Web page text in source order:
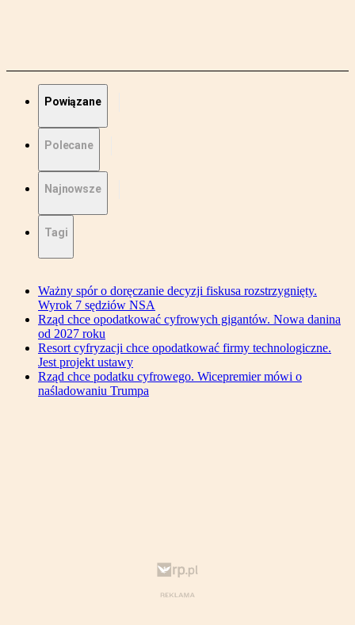
Powiązane
Polecane
Najnowsze
Tagi
Ważny spór o doręczanie decyzji fiskusa rozstrzygnięty.
Wyrok 7 sędziów NSA
Rząd chce opodatkować cyfrowych gigantów. Nowa danina
od 2027 roku
Resort cyfryzacji chce opodatkować firmy technologiczne.
Jest projekt ustawy
Rząd chce podatku cyfrowego. Wicepremier mówi o
naśladowaniu Trumpa